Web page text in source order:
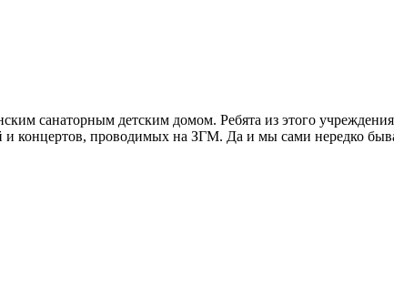
санаторным детским домом. Ребята из этого
концертов, проводимых на ЗГМ. Да и мы сами нередко